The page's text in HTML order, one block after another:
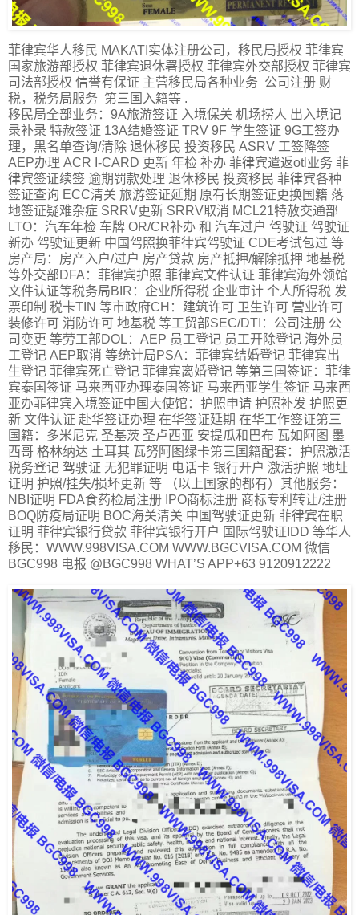
菲律宾华人移民 MAKATI实体注册公司，移民局授权 菲律宾
国家旅游部授权 菲律宾退休署授权 菲律宾外交部授权 菲律宾
司法部授权 信誉有保证 主营移民局各种业务 公司注册 财
税，税务局服务 第三国入籍等 .
移民局全部业务：9A旅游签证 入境保关 机场捞人 出入境记
录补录 特赦签证 13A结婚签证 TRV 9F 学生签证 9G工签办
理，黑名单查询/清除 退休移民 投资移民 ASRV 工签降签
AEP办理 ACR I-CARD 更新 年检 补办 菲律宾遣返otl业务 菲
律宾签证续签 逾期罚款处理 退休移民 投资移民 菲律宾各种
签证查询 ECC清关 旅游签证延期 原有长期签证更换国籍 落
地签证疑难杂症 SRRV更新 SRRV取消 MCL21特赦交通部
LTO：汽车年检 车牌 OR/CR补办 和 汽车过户 驾驶证 驾驶证
新办 驾驶证更新 中国驾照换菲律宾驾驶证 CDE考试包过 等
房产局：房产入户/过户 房产贷款 房产抵押/解除抵押 地基税
等外交部DFA：菲律宾护照 菲律宾文件认证 菲律宾海外领馆
文件认证等税务局BIR：企业所得税 企业审计 个人所得税 发
票印制 税卡TIN 等市政府CH：建筑许可 卫生许可 营业许可
装修许可 消防许可 地基税 等工贸部SEC/DTI：公司注册 公
司变更 等劳工部DOL：AEP 员工登记 员工开除登记 海外员
工登记 AEP取消 等统计局PSA：菲律宾结婚登记 菲律宾出
生登记 菲律宾死亡登记 菲律宾离婚登记 等第三国签证：菲律
宾泰国签证 马来西亚办理泰国签证 马来西亚学生签证 马来西
亚办菲律宾入境签证中国大使馆：护照申请 护照补发 护照更
新 文件认证 赴华签证办理 在华签证延期 在华工作签证第三
国籍：多米尼克 圣基茨 圣卢西亚 安提瓜和巴布 瓦如阿图 墨
西哥 格林纳达 土耳其 瓦努阿图绿卡第三国籍配套：护照激活
税务登记 驾驶证 无犯罪证明 电话卡 银行开户 激活护照 地址
证明 护照/挂失/损坏更新 等 （以上国家的都有）其他服务：
NBI证明 FDA食药检局注册 IPO商标注册 商标专利转让/注册
BOQ防疫局证明 BOC海关清关 中国驾驶证更新 菲律宾在职
证明 菲律宾银行贷款 菲律宾银行开户 国际驾驶证IDD 等华人
移民：WWW.998VISA.COM WWW.BGCVISA.COM 微信
BGC998 电报 @BGC998 WHAT’S APP+63 9120912222